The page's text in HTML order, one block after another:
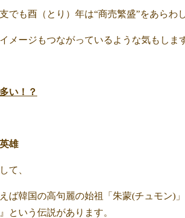
でも酉（とり）年は“商売繁盛”をあらわ
メージもつながっているような気もしま
い！？
雄
て、
ば韓国の高句麗の始祖「朱蒙(チュモン)
という伝説があります。